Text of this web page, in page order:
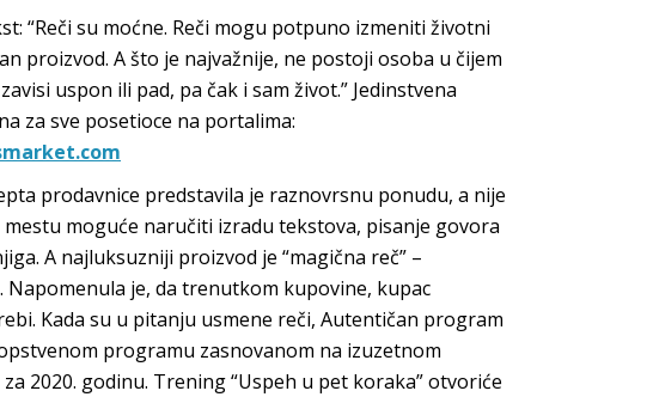
“Reči su moćne​. Reči mogu potpuno izmeniti životni
proizvod. A što je najvažnije, ne postoji osoba u čijem
uspon ili pad, pa čak i sam život.” Jedinstvena
za sve posetioce na portalima:
prodavnice predstavila je raznovrsnu ponudu, a nije
moguće naručiti izradu tekstova, pisanje govora
A najluksuzniji proizvod je “magična reč” –
je, da trenutkom kupovine, kupac
Kada su u pitanju usmene reči, Autentičan program
programu zasnovanom na izuzetnom
2020. godinu. Trening “Uspeh u pet koraka” otvoriće